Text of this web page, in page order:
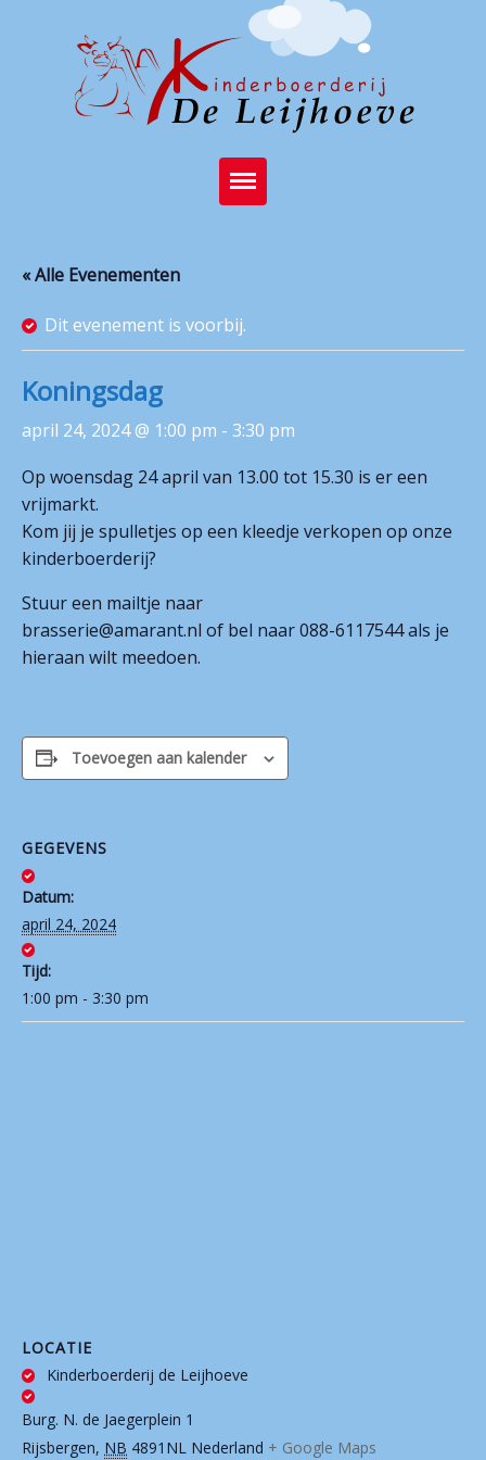
Brasserie
Kinderboerderij
Feest op de boerderij
Activiteiten
Stichting
Contact
« Alle Evenementen
Dit evenement is voorbij.
Koningsdag
april 24, 2024 @ 1:00 pm - 3:30 pm
Op woensdag 24 april van 13.00 tot 15.30 is er een
vrijmarkt.
Kom jij je spulletjes op een kleedje verkopen op onze
kinderboerderij?
Stuur een mailtje naar
brasserie@amarant.nl of bel naar 088-6117544 als je
hieraan wilt meedoen.
Toevoegen aan kalender
GEGEVENS
Datum:
april 24, 2024
Tijd:
1:00 pm - 3:30 pm
LOCATIE
Kinderboerderij de Leijhoeve
Burg. N. de Jaegerplein 1
Rijsbergen, NB 4891NL Nederland + Google Maps